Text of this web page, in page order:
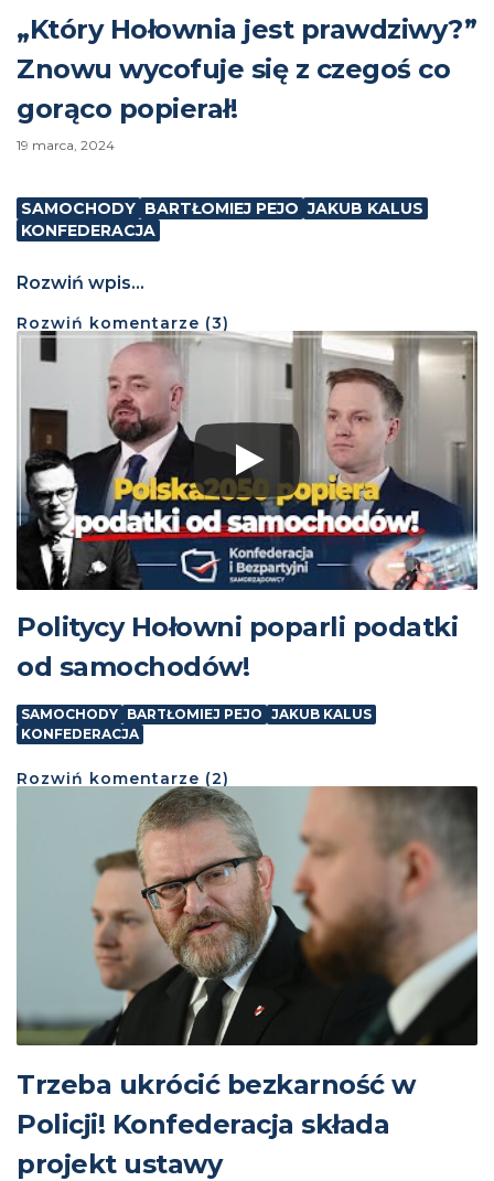
„Który Hołownia jest prawdziwy?”
Znowu wycofuje się z czegoś co
gorąco popierał!
19 marca, 2024
SAMOCHODY BARTŁOMIEJ PEJO JAKUB KALUS
KONFEDERACJA
Rozwiń wpis...
Rozwiń komentarze (3)
Politycy Hołowni poparli podatki
od samochodów!
SAMOCHODY BARTŁOMIEJ PEJO JAKUB KALUS
KONFEDERACJA
Rozwiń komentarze (2)
Trzeba ukrócić bezkarność w
Policji! Konfederacja składa
projekt ustawy